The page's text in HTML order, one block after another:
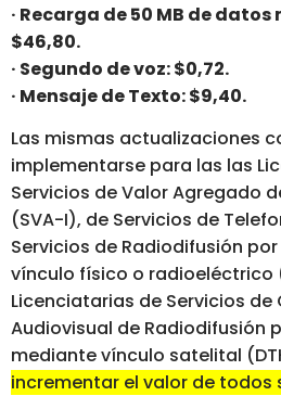
· Recarga de 50 MB de
$46,80.
· Segundo de voz: $0,72.
· Mensaje de Texto: $9,40.
Las mismas actualizaciones
implementarse para las las
Servicios de Valor Agregado
(SVA-I), de Servicios de
Servicios de Radiodifusión
vínculo físico o radioeléctrico
Licenciatarias de Servicios
Audiovisual de Radiodifusión
mediante vínculo satelital
incrementar el valor de todos